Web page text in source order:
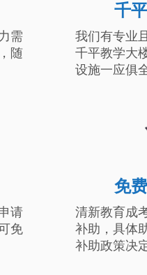
需
随
千
我们有专业
千平教学大
设施一应俱
请
免
免
清新教育成
补助，具体
补助政策决